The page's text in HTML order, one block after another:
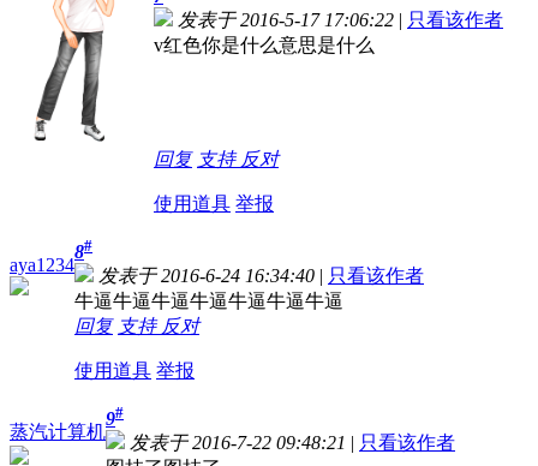
发表于 2016-5-17 17:06:22 | 只看该作者
v红色你是什么意思是什么
回复 支持 反对
使用道具 举报
aya1234
8#
发表于 2016-6-24 16:34:40 | 只看该作者
牛逼牛逼牛逼牛逼牛逼牛逼牛逼
回复 支持 反对
使用道具 举报
蒸汽计算机
9#
发表于 2016-7-22 09:48:21 | 只看该作者